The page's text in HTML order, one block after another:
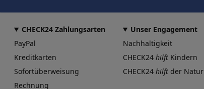
CHECK24 Zahlungsarten
PayPal
Kreditkarten
Sofortüberweisung
Rechnung
Unser Engagement
Nachhaltigkeit
CHECK24 hilft Kindern
CHECK24 hilft der Natur